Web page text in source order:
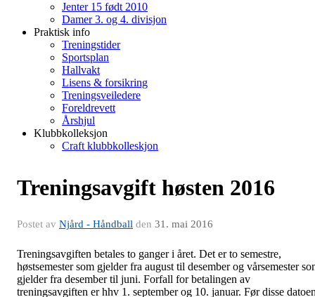
Jenter 15 født 2010
Damer 3. og 4. divisjon
Praktisk info
Treningstider
Sportsplan
Hallvakt
Lisens & forsikring
Treningsveiledere
Foreldrevett
Årshjul
Klubbkolleksjon
Craft klubbkolleskjon
Treningsavgift høsten 2016
Postet av Njård - Håndball den 31. mai 2016
Treningsavgiften betales to ganger i året. Det er to semestre,
høstsemester som gjelder fra august til desember og vårsemester
gjelder fra desember til juni. Forfall for betalingen av
treningsavgiften er hhv 1. september og 10. januar. Før disse